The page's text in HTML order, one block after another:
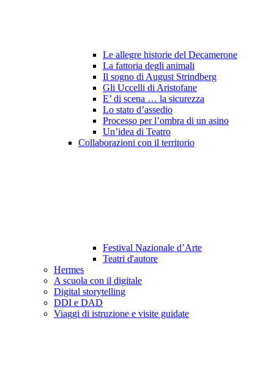
Le allegre historie del Decamerone
La fattoria degli animali
Il sogno di August Strindberg
Gli Uccelli di Aristofane
E’ di scena … la sicurezza
Lo stato d’assedio
Processo per l’ombra di un asino
Un’idea di Teatro
Collaborazioni con il territorio
Festival Nazionale d’Arte
Teatri d'autore
Hermes
A scuola con il digitale
Digital storytelling
DDI e DAD
Viaggi di istruzione e visite guidate